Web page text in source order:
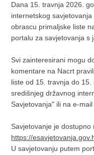
Dana 15. travnja 2026.
internetskog
obrascu primaljske liste
portalu za savjetovanja s
Svi zainteresirani mogu
komentare na Nacrt
liste od 15. travnja do
središnjeg državnog
Savjetovanja" ili na e-
Savjetovanje je
https://
U savjetovanju putem